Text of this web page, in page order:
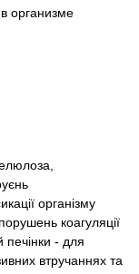
организме
організму
коагуляції
печінки - для
втручаннях та